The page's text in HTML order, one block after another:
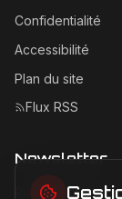
Confidentialité
Accessibilité
Plan du site
Flux RSS
Newsletter
Recevez les